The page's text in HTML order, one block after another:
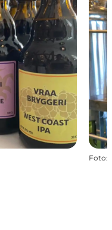
Foto: